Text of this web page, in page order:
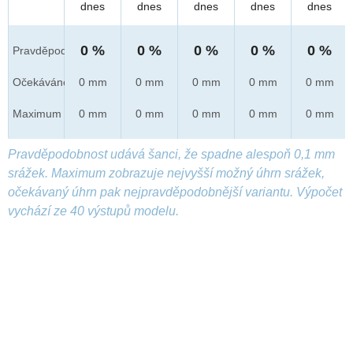
Pravděpod.
Očekáváno
Maximum
dnes
0 %
0 mm
0 mm
dnes
0 %
0 mm
0 mm
dnes
0 %
0 mm
0 mm
dnes
0 %
0 mm
0 mm
dnes
0 %
0 mm
0 mm
Pravděpodobnost udává šanci, že spadne alespoň 0,1 mm
srážek. Maximum zobrazuje nejvyšší možný úhrn srážek,
očekávaný úhrn pak nejpravděpodobnější variantu. Výpočet
vychází ze 40 výstupů modelu.